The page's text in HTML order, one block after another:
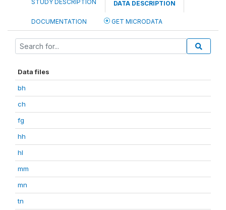
STUDY DESCRIPTION DATA DESCRIPTION
DOCUMENTATION GET MICRODATA
Data files
bh
ch
fg
hh
hl
mm
mn
tn